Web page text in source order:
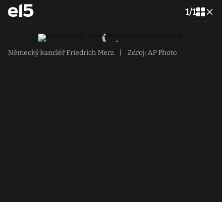
1/1
Německý kancléř Friedrich Merz. Zdroj: AP Photo